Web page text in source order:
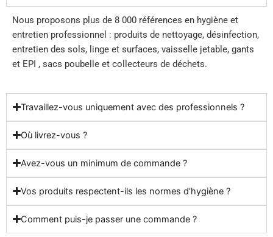
Nous proposons plus de 8 000 références en hygiène et
entretien professionnel : produits de nettoyage, désinfection,
entretien des sols, linge et surfaces, vaisselle jetable, gants
et EPI , sacs poubelle et collecteurs de déchets.
Travaillez-vous uniquement avec des professionnels ?
Où livrez-vous ?
Avez-vous un minimum de commande ?
Vos produits respectent-ils les normes d’hygiène ?
Comment puis-je passer une commande ?